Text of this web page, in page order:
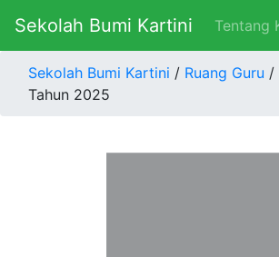
Sekolah Bumi Kartini Tentang
Sekolah Bumi Kartini / Ruang Guru /
Tahun 2025